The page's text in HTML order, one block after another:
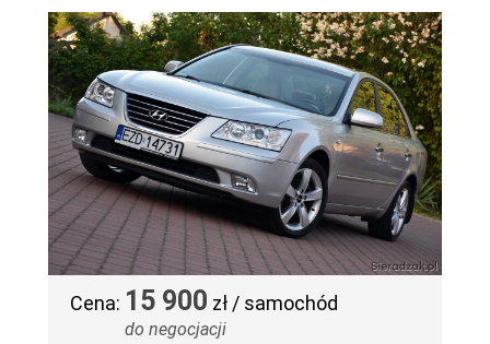
Cena: 15 900 zł / samochód
do negocjacji